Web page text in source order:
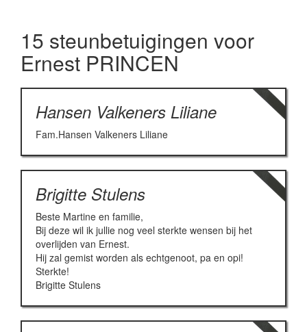
15 steunbetuigingen voor
Ernest PRINCEN
Hansen Valkeners Liliane
Fam.Hansen Valkeners Liliane
Brigitte Stulens
Beste Martine en familie,
Bij deze wil ik jullie nog veel sterkte wensen bij het
overlijden van Ernest.
Hij zal gemist worden als echtgenoot, pa en opi!
Sterkte!
Brigitte Stulens